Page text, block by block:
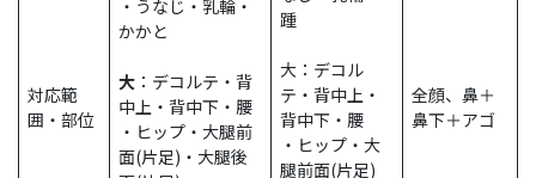
対応範
囲・部位
・うなじ・乳輪・
かかと
大 ：デコルテ・背
中上・背中下・腰
・ヒップ・大腿前
面(片足)・大腿後
踵
大：デコル
テ・背中上・
背中下・腰
・ヒップ・大
腿前面(片足)
全顔、鼻＋
鼻下＋アゴ